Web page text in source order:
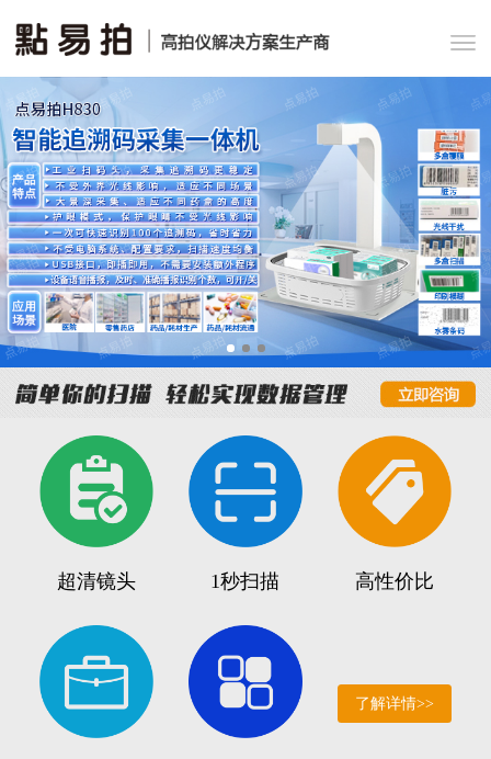
超清镜头 1秒扫描 高性价比
了解详情>>